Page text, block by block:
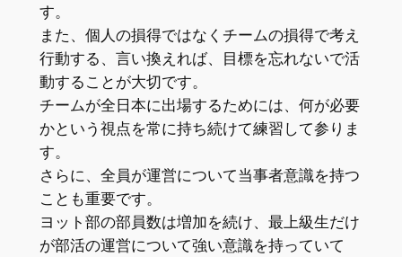
す。
また、個人の損得ではなくチームの損得で考え
行動する、言い換えれば、目標を忘れないで活
動することが大切です。
チームが全日本に出場するためには、何が必要
かという視点を常に持ち続けて練習して参りま
す。
さらに、全員が運営について当事者意識を持つ
ことも重要です。
ヨット部の部員数は増加を続け、最上級生だけ
が部活の運営について強い意識を持っていて